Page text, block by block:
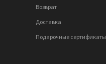
Возврат
Доставка
Подарочные сертификаты